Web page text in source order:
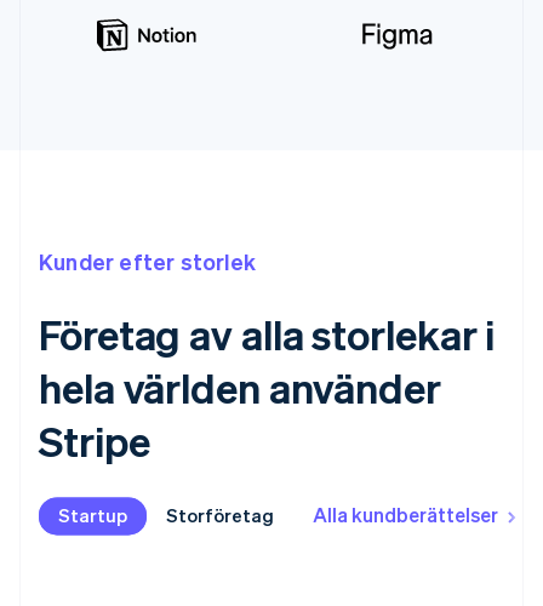
Kunder efter storlek
Företag av alla storlekar i
hela världen använder
Stripe
Startup Storföretag
Startup Storföretag Alla kundberättelser